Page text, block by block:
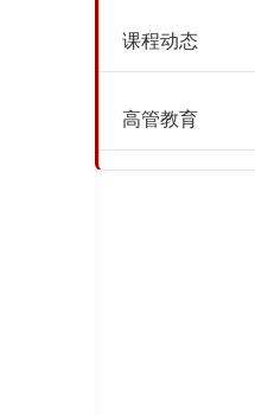
课程动态
高管教育